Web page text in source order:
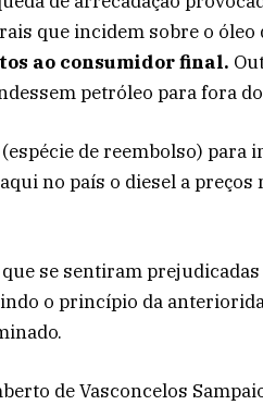
que incidem sobre o óleo
ao consumidor final.
petróleo para fora
de reembolso) para
no país o diesel a preços
se sentiram
o princípio da
de Vasconcelos